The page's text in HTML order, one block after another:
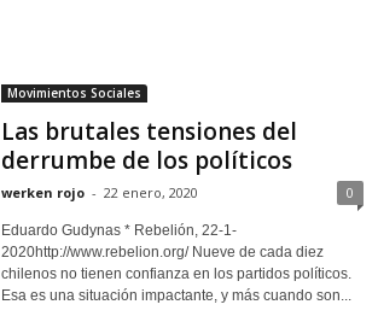
Movimientos Sociales
Las brutales tensiones del
derrumbe de los políticos
werken rojo - 22 enero, 2020 0
Eduardo Gudynas * Rebelión, 22-1-
2020http://www.rebelion.org/ Nueve de cada diez
chilenos no tienen confianza en los partidos políticos.
Esa es una situación impactante, y más cuando son...